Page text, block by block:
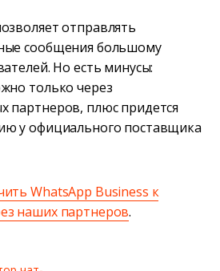
отправлять
сообщения большому
Но есть минусы:
только через
партнеров, плюс придется
у официального поставщика
WhatsApp Business к
наших партнеров.